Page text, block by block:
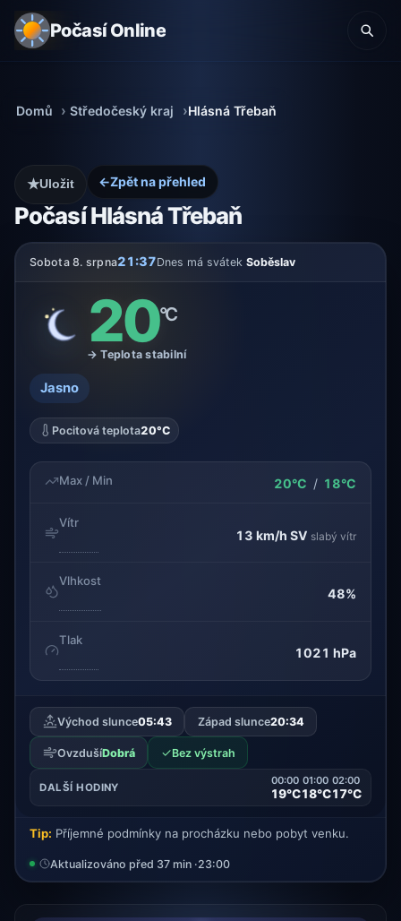
Počasí Online
Domů Středočeský kraj Hlásná Třebaň
←Zpět na přehled
Počasí Hlásná Třebaň
★Uložit
Sobota 8. srpna21:37Dnes má svátek Soběslav
20°C
→ Teplota stabilní
Jasno
Pocitová teplota20°C
Max / Min 20°C / 18°C
Vítr
13 km/h SV slabý vítr
Vlhkost
48%
Tlak
1021 hPa
Východ slunce05:43 Západ slunce20:34
OvzdušíDobrá ✓Bez výstrah
DALŠÍ HODINY
00:00
19°C
01:00
18°C
02:00
17°C
Tip: Příjemné podmínky na procházku nebo pobyt venku.
Aktualizováno před 37 min ·23:00